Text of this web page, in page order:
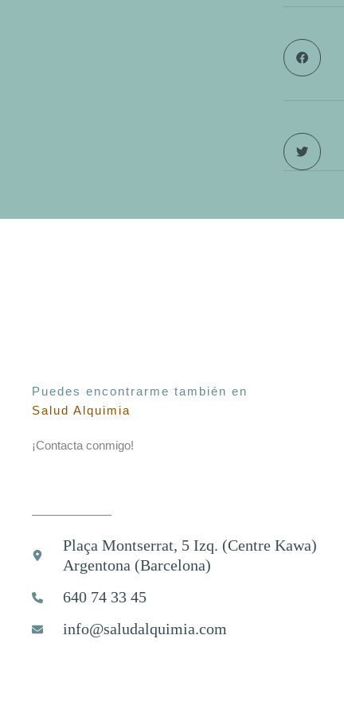
Puedes encontrarme también en
Salud Alquimia
¡Contacta conmigo!
Plaça Montserrat, 5 Izq. (Centre Kawa)
Argentona (Barcelona)
640 74 33 45
info@saludalquimia.com